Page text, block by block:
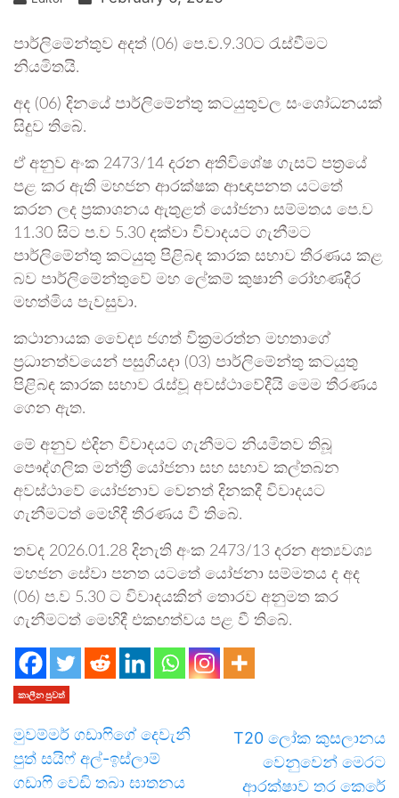
පාර්ලිමේන්තුව අදත් (06) පෙ.ව.9.30ට රැස්වීමට
නියමිතයි.
අද (06) දිනයේ පාර්ලිමේන්තු කටයුතුවල සංශෝධනයක්
සිදුව තිබේ.
ඒ අනුව අංක 2473/14 දරන අතිවිශේෂ ගැසට් පත්‍රයේ
පළ කර ඇති මහජන ආරක්ෂක ආඥාපනත යටතේ
කරන ලද ප්‍රකාශනය ඇතුළත් යෝජනා සම්මතය පෙ.ව
11.30 සිට ප.ව 5.30 දක්වා විවාදයට ගැනීමට
පාර්ලිමේන්තු ක‍ටයුතු පිළිබඳ කාරක සභාව තීරණය කළ
බව පාර්ලිමේන්තුවේ මහ ලේකම් කුෂානි රෝහණදීර
මහත්මිය පැවසුවා.
කථානායක වෛද්‍ය ජගත් වික්‍රමරත්න මහතාගේ
ප්‍රධානත්වයෙන් පසුගියදා (03) පාර්ලිමේන්තු ක‍ටයුතු
පිළිබඳ කාරක සභාව රැස්වූ අවස්ථාවේදීයි මෙම තීරණය
ගෙන ඇත.
මේ අනුව එදින විවාදයට ගැනීමට නියමිතව තිබූ
පෞද්ගලික මන්ත්‍රී යෝජනා සහ සභාව කල්තබන
අවස්ථාවේ යෝජනාව වෙනත් දිනකදී විවාදයට
ගැනීමටත් මෙහිදී තීරණය වී තිබේ.
තවද 2026.01.28 දිනැති අංක 2473/13 දරන අත්‍යවශ්‍ය
මහජන සේවා පනත යටතේ යෝජනා සම්මතය ද අද
(06) ප.ව 5.30 ට විවාදයකින් තොරව අනුමත කර
ගැනීමටත් මෙහිදී එකඟත්වය පළ වී තිබේ.
කාලීන පුවත්
මුවම්මර් ගඩාෆිගේ දෙවැනි
පුත් සයිෆ් අල්-ඉස්ලාම්
ගඩාෆි වෙඩි තබා ඝාතනය
T20 ලෝක කුසලානය
වෙනුවෙන් මෙරට
ආරක්ෂාව තර කෙරේ